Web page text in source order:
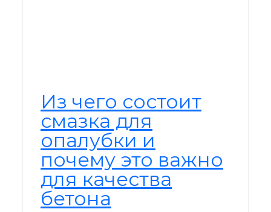
Из чего состоит
смазка для
опалубки и
почему это важно
для качества
бетона